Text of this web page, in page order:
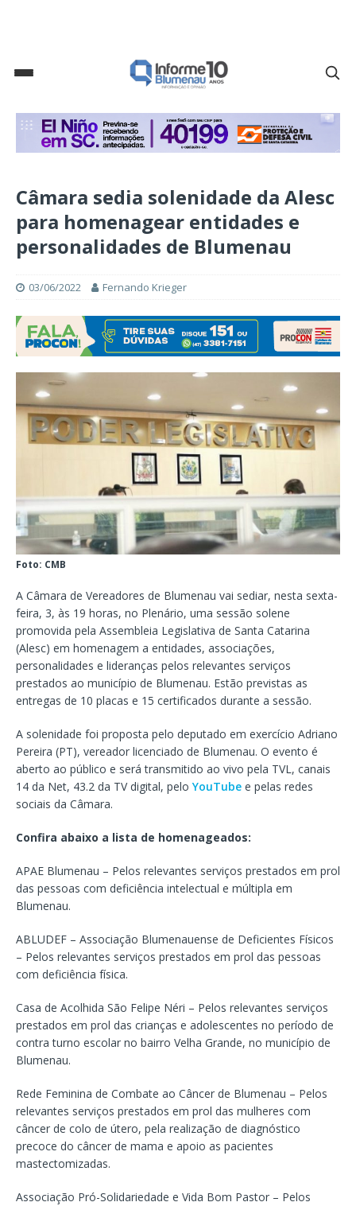
Câmara sedia solenidade da Alesc
para homenagear entidades e
personalidades de Blumenau
03/06/2022 Fernando Krieger
Foto: CMB
A Câmara de Vereadores de Blumenau vai sediar, nesta sexta-
feira, 3, às 19 horas, no Plenário, uma sessão solene
promovida pela Assembleia Legislativa de Santa Catarina
(Alesc) em homenagem a entidades, associações,
personalidades e lideranças pelos relevantes serviços
prestados ao município de Blumenau. Estão previstas as
entregas de 10 placas e 15 certificados durante a sessão.
A solenidade foi proposta pelo deputado em exercício Adriano
Pereira (PT), vereador licenciado de Blumenau. O evento é
aberto ao público e será transmitido ao vivo pela TVL, canais
14 da Net, 43.2 da TV digital, peloYouTube e pelas redes
sociais da Câmara.
Confira abaixo a lista de homenageados:
APAE Blumenau – Pelos relevantes serviços prestados em prol
das pessoas com deficiência intelectual e múltipla em
Blumenau.
ABLUDEF – Associação Blumenauense de Deficientes Físicos
– Pelos relevantes serviços prestados em prol das pessoas
com deficiência física.
Casa de Acolhida São Felipe Néri – Pelos relevantes serviços
prestados em prol das crianças e adolescentes no período de
contra turno escolar no bairro Velha Grande, no município de
Blumenau.
Rede Feminina de Combate ao Câncer de Blumenau – Pelos
relevantes serviços prestados em prol das mulheres com
câncer de colo de útero, pela realização de diagnóstico
precoce do câncer de mama e apoio as pacientes
mastectomizadas.
Associação Pró-Solidariedade e Vida Bom Pastor – Pelos